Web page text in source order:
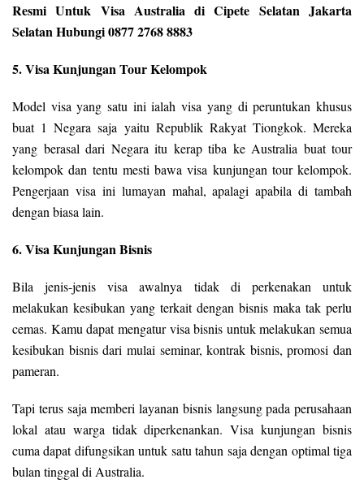
Resmi Untuk Visa Australia di Cipete Selatan Jakarta
Selatan Hubungi 0877 2768 8883
5. Visa Kunjungan Tour Kelompok
Model visa yang satu ini ialah visa yang di peruntukan khusus
buat 1 Negara saja yaitu Republik Rakyat Tiongkok. Mereka
yang berasal dari Negara itu kerap tiba ke Australia buat tour
kelompok dan tentu mesti bawa visa kunjungan tour kelompok.
Pengerjaan visa ini lumayan mahal, apalagi apabila di tambah
dengan biasa lain.
6. Visa Kunjungan Bisnis
Bila jenis-jenis visa awalnya tidak di perkenakan untuk
melakukan kesibukan yang terkait dengan bisnis maka tak perlu
cemas. Kamu dapat mengatur visa bisnis untuk melakukan semua
kesibukan bisnis dari mulai seminar, kontrak bisnis, promosi dan
pameran.
Tapi terus saja memberi layanan bisnis langsung pada perusahaan
lokal atau warga tidak diperkenankan. Visa kunjungan bisnis
cuma dapat difungsikan untuk satu tahun saja dengan optimal tiga
bulan tinggal di Australia.